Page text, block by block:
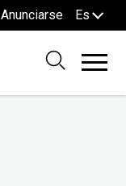
Anunciarse Es